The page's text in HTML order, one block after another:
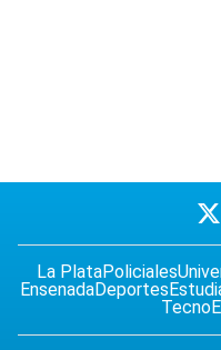
La PlataPoliciales
EnsenadaDeportes
Tecno